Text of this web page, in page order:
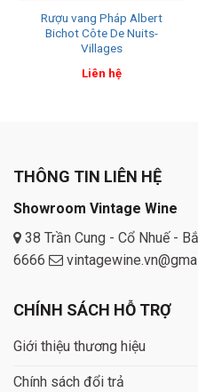
Rượu vang Pháp Albert
Bichot Côte De Nuits-
Villages
Liên hệ
THÔNG TIN LIÊN HỆ
Showroom Vintage Wine
38 Trần Cung - Cổ Nhuế -
6666
CHÍNH SÁCH HỖ TRỢ
Giới thiệu thương hiệu
Chính sách đổi trả